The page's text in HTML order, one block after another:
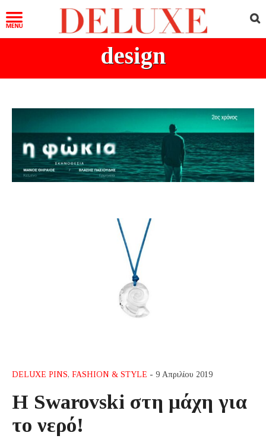
design
DELUXE PINS, FASHION & STYLE - 9 Απριλίου 2019
Η Swarovski στη μάχη για
το νερό!